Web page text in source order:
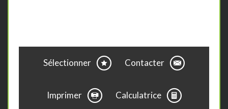
Sélectionner Contacter
Imprimer Calculatrice